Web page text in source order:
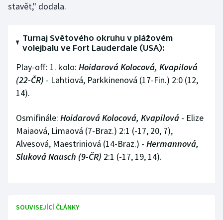
Rychlostní kanoistika
Short track
Stolní tenis
Veslování
Vodní slalom
stavět," dodala.
Turnaj Světového okruhu v plážovém
volejbalu ve Fort Lauderdale (USA):
Play-off: 1. kolo: Hoidarová Kolocová, Kvapilová
(22-ČR) - Lahtiová, Parkkinenová (17-Fin.) 2:0 (12,
14).
Osmifinále: Hoidarová Kolocová, Kvapilová - Elize
Maiaová, Limaová (7-Braz.) 2:1 (-17, 20, 7),
Alvesová, Maestriniová (14-Braz.) - Hermannová,
Sluková Nausch (9-ČR) 2:1 (-17, 19, 14).
SOUVISEJÍCÍ ČLÁNKY